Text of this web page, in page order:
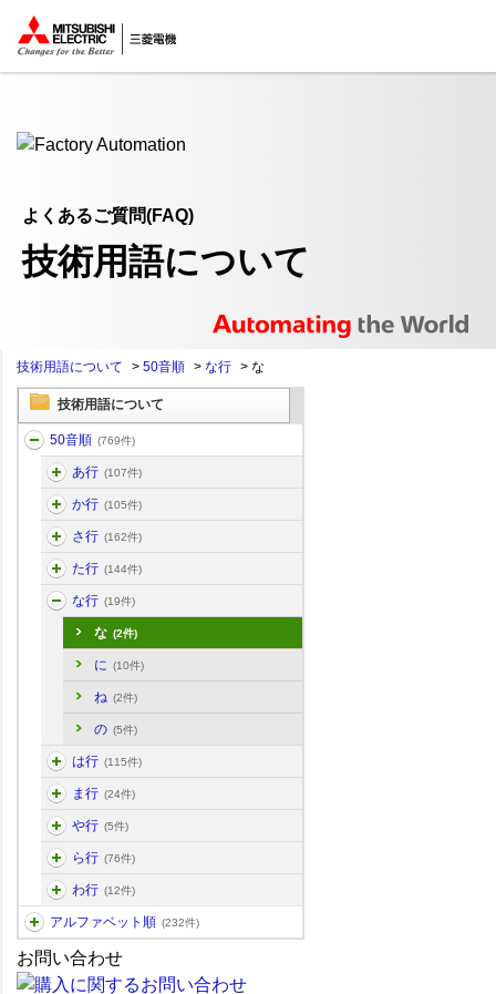
ここから本文
よくあるご質問(FAQ)
技術用語について
技術用語について > 50音順 > な行 > な
技術用語について
50音順 (769件)
あ行 (107件)
か行 (105件)
さ行 (162件)
た行 (144件)
な行 (19件)
な (2件)
に (10件)
ね (2件)
の (5件)
は行 (115件)
ま行 (24件)
や行 (5件)
ら行 (76件)
わ行 (12件)
アルファベット順 (232件)
お問い合わせ